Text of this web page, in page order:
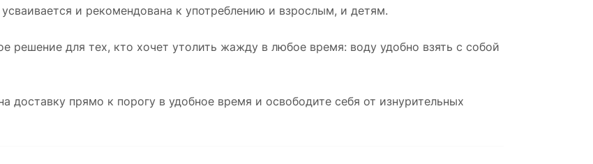
и рекомендована к употреблению и взрослым, и детям.
решение для тех, кто хочет утолить жажду в любое время: воду удобно взять с собой
доставку прямо к порогу в удобное время и освободите себя от изнурительных